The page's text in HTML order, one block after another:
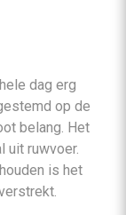
dag erg
op de
belang. Het
uit ruwvoer.
is het